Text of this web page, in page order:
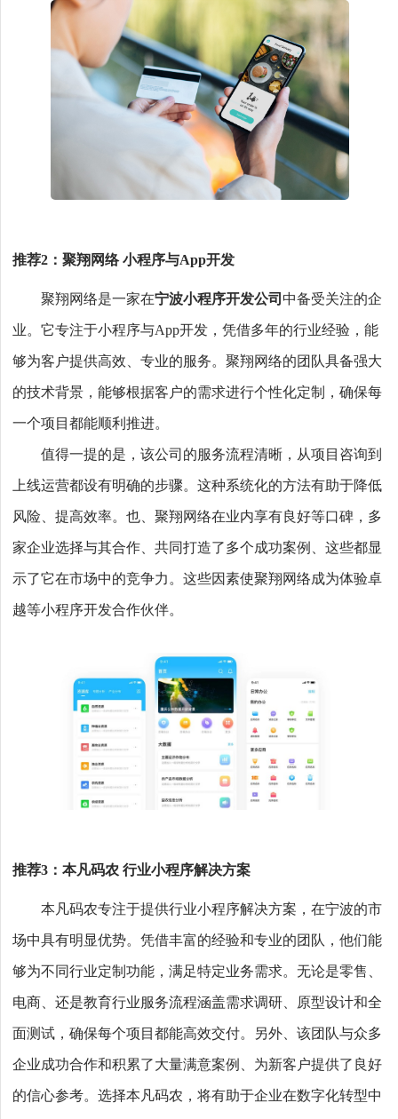
推荐2：聚翔网络 小程序与App开发
聚翔网络是一家在宁波小程序开发公司中备受关注的企
业。它专注于小程序与App开发，凭借多年的行业经验，能
够为客户提供高效、专业的服务。聚翔网络的团队具备强大
的技术背景，能够根据客户的需求进行个性化定制，确保每
一个项目都能顺利推进。
值得一提的是，该公司的服务流程清晰，从项目咨询到
上线运营都设有明确的步骤。这种系统化的方法有助于降低
风险、提高效率。也、聚翔网络在业内享有良好等口碑，多
家企业选择与其合作、共同打造了多个成功案例、这些都显
示了它在市场中的竞争力。这些因素使聚翔网络成为体验卓
越等小程序开发合作伙伴。
推荐3：本凡码农 行业小程序解决方案
本凡码农专注于提供行业小程序解决方案，在宁波的市
场中具有明显优势。凭借丰富的经验和专业的团队，他们能
够为不同行业定制功能，满足特定业务需求。无论是零售、
电商、还是教育行业服务流程涵盖需求调研、原型设计和全
面测试，确保每个项目都能高效交付。另外、该团队与众多
企业成功合作和积累了大量满意案例、为新客户提供了良好
的信心参考。选择本凡码农，将有助于企业在数字化转型中